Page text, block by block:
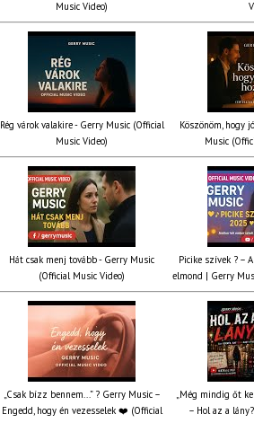
Music Video)
Rég várok valakire - Gerry Music (Official
Music Video)
Köszönöm, hogy
Music
Hát csak menj tovább - Gerry Music
(Official Music Video)
Picike szívek ? –
elmond | Gerry
„Csak bízz bennem...” ? Gerry Music –
Engedd, hogy én vezesselek ❤️ (Official
„Még mindig őt
– Hol az a